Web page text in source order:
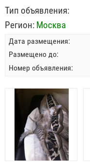
Тип объявления:
Регион: Москва
Дата размещения:
Размещено до:
Номер объявления: